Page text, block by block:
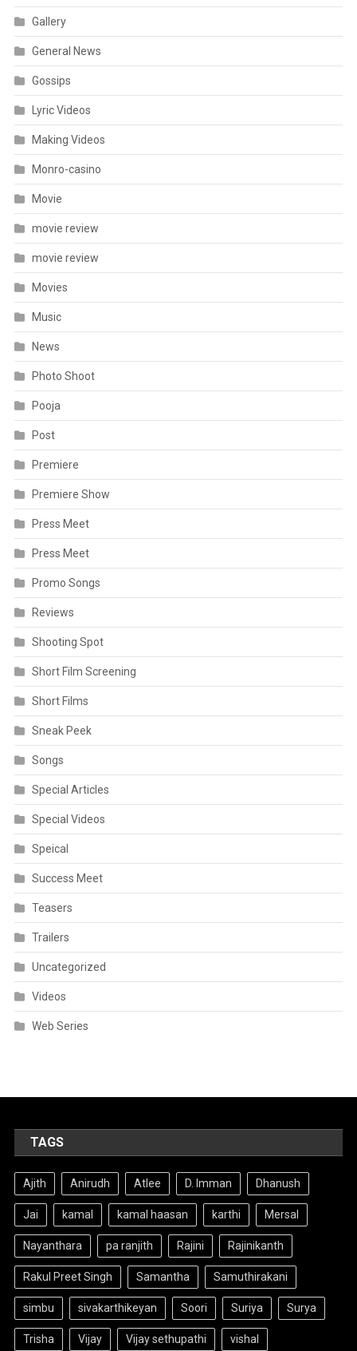
Gallery
General News
Gossips
Lyric Videos
Making Videos
Monro-casino
Movie
movie review
movie review
Movies
Music
News
Photo Shoot
Pooja
Post
Premiere
Premiere Show
Press Meet
Press Meet
Promo Songs
Reviews
Shooting Spot
Short Film Screening
Short Films
Sneak Peek
Songs
Special Articles
Special Videos
Speical
Success Meet
Teasers
Trailers
Uncategorized
Videos
Web Series
TAGS
Ajith Anirudh Atlee D. Imman Dhanush
Jai kamal kamal haasan karthi Mersal
Nayanthara pa ranjith Rajini Rajinikanth
Rakul Preet Singh Samantha Samuthirakani
simbu sivakarthikeyan Soori Suriya Surya
Trisha Vijay Vijay sethupathi vishal